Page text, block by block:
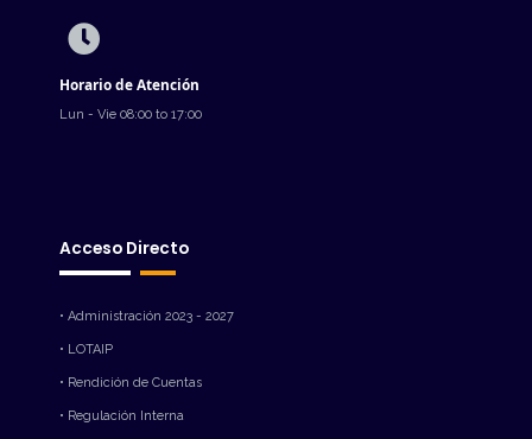
Horario de Atención
Lun - Vie 08:00 to 17:00
Acceso Directo
• Administración 2023 - 2027
• LOTAIP
• Rendición de Cuentas
• Regulación Interna